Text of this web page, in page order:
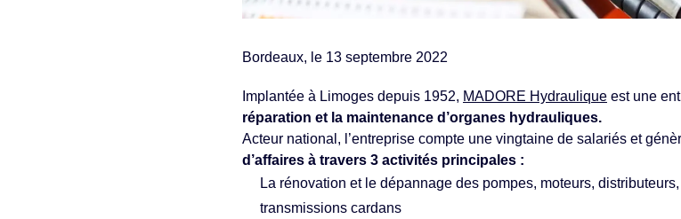
Bordeaux, le 13 septembre 2022
Implantée à Limoges depuis 1952, MADORE Hydraulique est une
réparation et la maintenance d’organes hydrauliques.
Acteur national, l’entreprise compte une vingtaine de salariés et
d’affaires à travers 3 activités principales :
La rénovation et le dépannage des pompes, moteurs,
transmissions cardans